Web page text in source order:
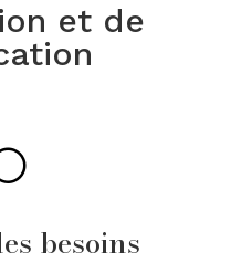
et de
besoins